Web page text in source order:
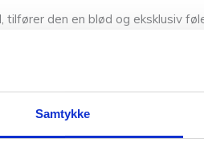
Samtykke
tilfører den en blød og eksklusiv
designs.
styrke, blødhed og smukke